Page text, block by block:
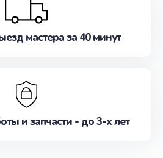
мастера за 40 минут
и запчасти - до 3-х лет